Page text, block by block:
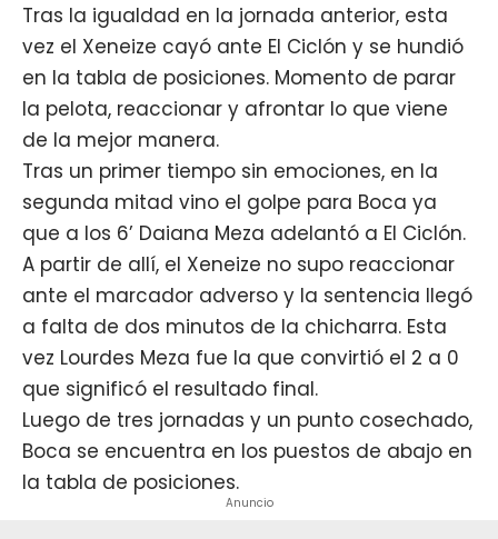
Tras la igualdad en la jornada anterior, esta
vez el Xeneize cayó ante El Ciclón y se hundió
en la tabla de posiciones. Momento de parar
la pelota, reaccionar y afrontar lo que viene
de la mejor manera.
Tras un primer tiempo sin emociones, en la
segunda mitad vino el golpe para Boca ya
que a los 6’ Daiana Meza adelantó a El Ciclón.
A partir de allí, el Xeneize no supo reaccionar
ante el marcador adverso y la sentencia llegó
a falta de dos minutos de la chicharra. Esta
vez Lourdes Meza fue la que convirtió el 2 a 0
que significó el resultado final.
Luego de tres jornadas y un punto cosechado,
Boca se encuentra en los puestos de abajo en
la tabla de posiciones.
Anuncio